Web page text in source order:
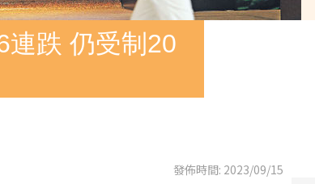
連跌 仍受制20
發佈時間: 2023/09/15